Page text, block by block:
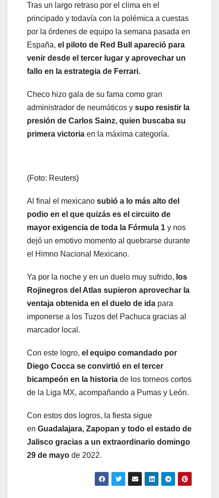
Tras un largo retraso por el clima en el
principado y todavía con la polémica a cuestas
por la órdenes de equipo la semana pasada en
España, el piloto de Red Bull apareció para
venir desde el tercer lugar y aprovechar un
fallo en la estrategia de Ferrari.
Checo hizo gala de su fama como gran
administrador de neumáticos y supo resistir la
presión de Carlos Sainz, quien buscaba su
primera victoria en la máxima categoría.
(Foto: Reuters)
Al final el mexicano subió a lo más alto del
podio en el que quizás es el circuito de
mayor exigencia de toda la Fórmula 1 y nos
dejó un emotivo momento al quebrarse durante
el Himno Nacional Mexicano.
Ya por la noche y en un duelo muy sufrido, los
Rojinegros del Atlas supieron aprovechar la
ventaja obtenida en el duelo de ida para
imponerse a los Tuzos del Pachuca gracias al
marcador local.
Con este logro, el equipo comandado por
Diego Cocca se convirtió en el tercer
bicampeón en la historia de los torneos cortos
de la Liga MX, acompañando a Pumas y León.
Con estos dos logros, la fiesta sigue
en Guadalajara, Zapopan y todo el estado de
Jalisco gracias a un extraordinario domingo
29 de mayo de 2022.